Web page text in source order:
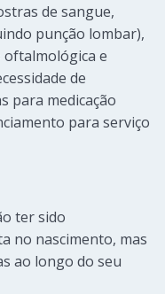
de sangue,
punção lombar),
oftalmológica e
de
para medicação
para serviço
ter sido
no nascimento, mas
ao longo do seu